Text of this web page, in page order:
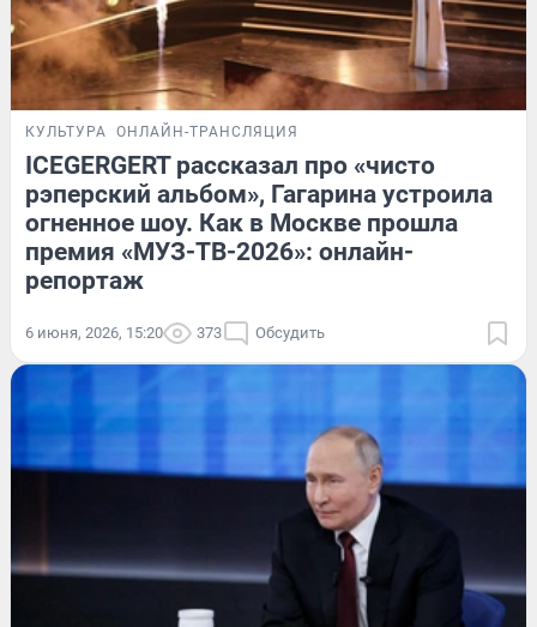
КУЛЬТУРА ОНЛАЙН-ТРАНСЛЯЦИЯ
ICEGERGERT рассказал про «чисто
рэперский альбом», Гагарина устроила
огненное шоу. Как в Москве прошла
премия «МУЗ-ТВ-2026»: онлайн-
репортаж
6 июня, 2026, 15:20 373 Обсудить